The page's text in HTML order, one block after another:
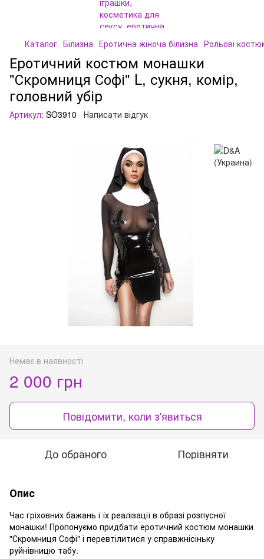
Каталог Білизна Еротична жіноча білизна Рольові
Еротичний костюм монашки
"Скромниця Софі" L, сукня, комір,
головний убір
Артикул: SO3910 Написати відгук
Немає в наявності
2 000 грн
Повідомити, коли з'явиться
До обраного Порівняти
Опис
Час гріховних бажань і їх реалізації в образі розпусної
монашки! Пропонуємо придбати еротичний костюм монашки
"Скромниця Софі" і перевтілитися у справжнісіньку
руйнівницю табу.